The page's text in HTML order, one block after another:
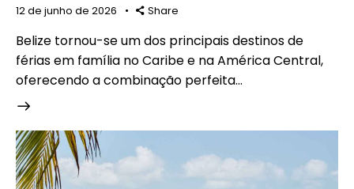
12 de junho de 2026 Share
Belize tornou-se um dos principais destinos de
férias em família no Caribe e na América Central,
oferecendo a combinação perfeita…